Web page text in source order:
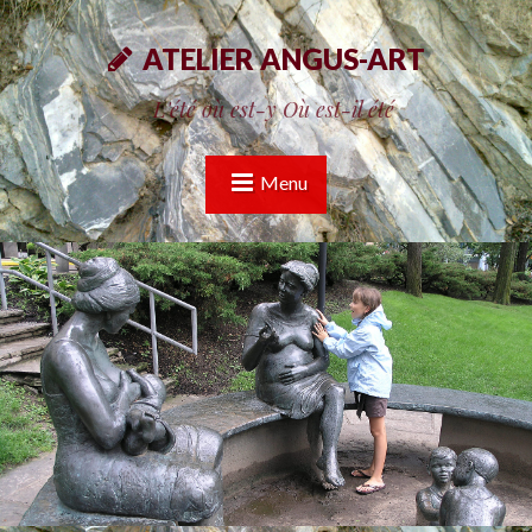
ATELIER ANGUS-ART
L'été où est-y Où est-il été
Menu